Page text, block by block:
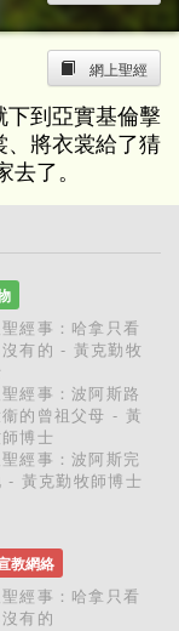
網上聖經
下到亞實基倫擊
、將衣裳給了猜
去了。
經事：哈拿只看
沒有的 - 黃克勤牧
經事：波阿斯路
的曾祖父母 - 黃
博士
經事：波阿斯完
- 黃克勤牧師博士
教網絡
經事：哈拿只看
有的